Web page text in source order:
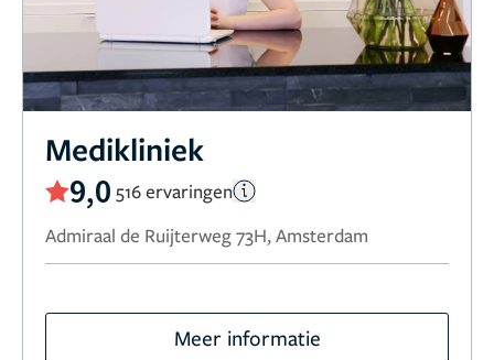
Medikliniek
9,0 516 ervaringen
Admiraal de Ruijterweg 73H, Amsterdam
Meer informatie